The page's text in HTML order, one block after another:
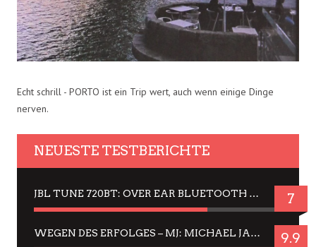
Echt schrill - PORTO ist ein Trip wert, auch wenn einige Dinge
nerven.
NEUESTE TESTBERICHTE
JBL TUNE 720BT: OVER EAR BLUETOOTH KOPFHÖRER UM DIE 50,-€ IM DAUER-TEST 7
WEGEN DES ERFOLGES – MJ: MICHAEL JACKSON MUSICAL IN EINER MATINEE SEHEN 9.9